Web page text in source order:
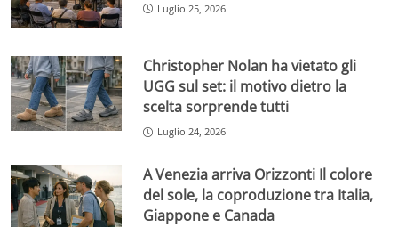
Luglio 25, 2026
Christopher Nolan ha vietato gli
UGG sul set: il motivo dietro la
scelta sorprende tutti
Luglio 24, 2026
A Venezia arriva Orizzonti Il colore
del sole, la coproduzione tra Italia,
Giappone e Canada